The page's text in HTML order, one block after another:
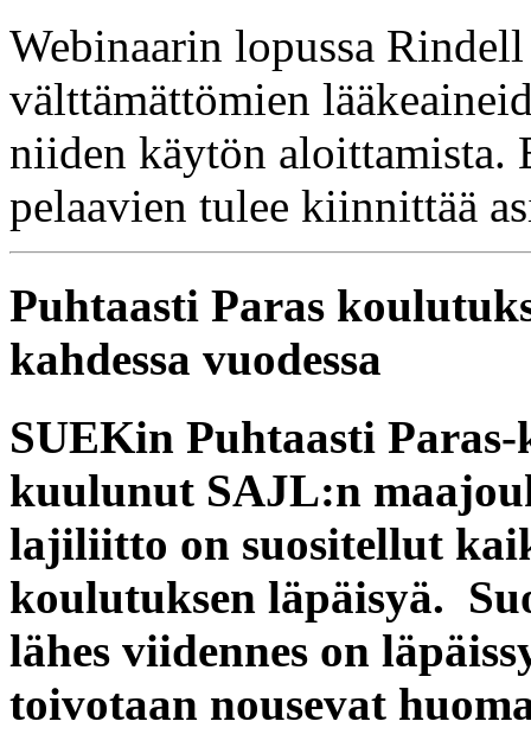
Webinaarin lopussa
välttämättömien
niiden käytön aloittamista.
pelaavien tulee kiinnittää
Puhtaasti Paras
kahdessa vuodessa
SUEKin Puhtaasti
kuulunut SAJL:n
lajiliitto on suositellut
koulutuksen läpäisyä.
lähes viidennes on
toivotaan nousevat